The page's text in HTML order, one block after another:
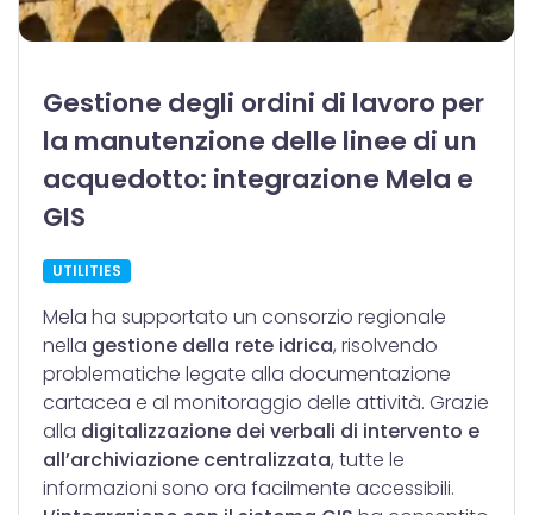
Gestione degli ordini di lavoro per
la manutenzione delle linee di un
acquedotto: integrazione Mela e
GIS
UTILITIES
Mela ha supportato un consorzio regionale
nella gestione della rete idrica, risolvendo
problematiche legate alla documentazione
cartacea e al monitoraggio delle attività. Grazie
alla digitalizzazione dei verbali di intervento e
all’archiviazione centralizzata, tutte le
informazioni sono ora facilmente accessibili.